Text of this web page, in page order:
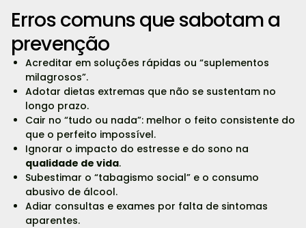
Erros comuns que sabotam a
prevenção
Acreditar em soluções rápidas ou “suplementos
milagrosos”.
Adotar dietas extremas que não se sustentam no
longo prazo.
Cair no “tudo ou nada”: melhor o feito consistente do
que o perfeito impossível.
Ignorar o impacto do estresse e do sono na
qualidade de vida.
Subestimar o “tabagismo social” e o consumo
abusivo de álcool.
Adiar consultas e exames por falta de sintomas
aparentes.